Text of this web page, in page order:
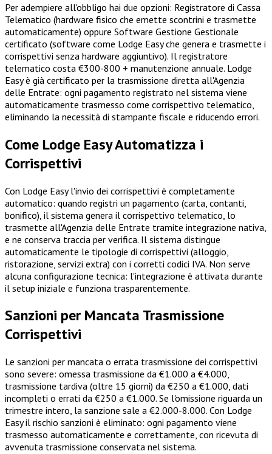
Per adempiere all'obbligo hai due opzioni: Registratore di Cassa
Telematico (hardware fisico che emette scontrini e trasmette
automaticamente) oppure Software Gestione Gestionale
certificato (software come Lodge Easy che genera e trasmette i
corrispettivi senza hardware aggiuntivo). Il registratore
telematico costa €300-800 + manutenzione annuale. Lodge
Easy è già certificato per la trasmissione diretta all'Agenzia
delle Entrate: ogni pagamento registrato nel sistema viene
automaticamente trasmesso come corrispettivo telematico,
eliminando la necessità di stampante fiscale e riducendo errori.
Come Lodge Easy Automatizza i
Corrispettivi
Con Lodge Easy l'invio dei corrispettivi è completamente
automatico: quando registri un pagamento (carta, contanti,
bonifico), il sistema genera il corrispettivo telematico, lo
trasmette all'Agenzia delle Entrate tramite integrazione nativa,
e ne conserva traccia per verifica. Il sistema distingue
automaticamente le tipologie di corrispettivi (alloggio,
ristorazione, servizi extra) con i corretti codici IVA. Non serve
alcuna configurazione tecnica: l'integrazione è attivata durante
il setup iniziale e funziona trasparentemente.
Sanzioni per Mancata Trasmissione
Corrispettivi
Le sanzioni per mancata o errata trasmissione dei corrispettivi
sono severe: omessa trasmissione da €1.000 a €4.000,
trasmissione tardiva (oltre 15 giorni) da €250 a €1.000, dati
incompleti o errati da €250 a €1.000. Se l'omissione riguarda un
trimestre intero, la sanzione sale a €2.000-8.000. Con Lodge
Easy il rischio sanzioni è eliminato: ogni pagamento viene
trasmesso automaticamente e correttamente, con ricevuta di
avvenuta trasmissione conservata nel sistema.